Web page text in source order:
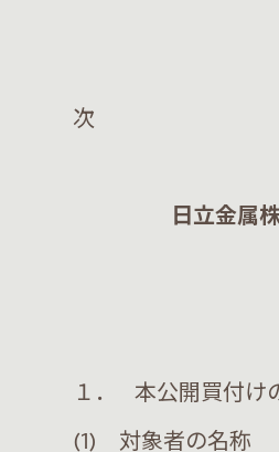
団体
代表者
次
日立金属
１． 本公開買付け
(1) 対象者の名称